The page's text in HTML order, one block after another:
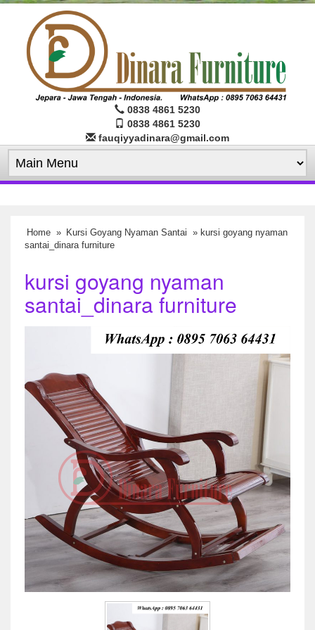
0838 4861 5230
0838 4861 5230
fauqiyyadinara@gmail.com
Home » Kursi Goyang Nyaman Santai » kursi goyang nyaman
santai_dinara furniture
kursi goyang nyaman
santai_dinara furniture